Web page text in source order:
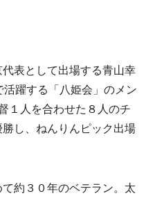
表として出場する青山幸
躍する「八姫会」のメン
１人を合わせた８人のチ
し、ねんりんピック出場
約３０年のベテラン。太